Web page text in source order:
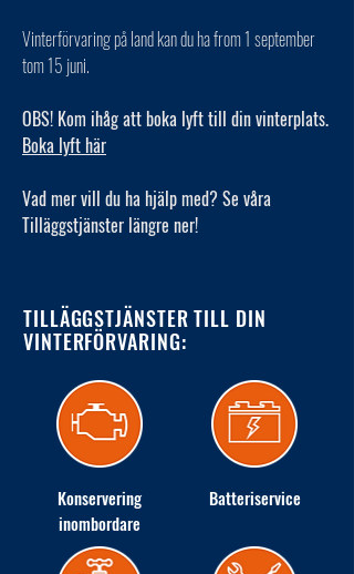
Vinterförvaring på land kan du ha from 1 september
tom 15 juni.
OBS! Kom ihåg att boka lyft till din vinterplats.
Boka lyft här
Vad mer vill du ha hjälp med? Se våra
Tilläggstjänster längre ner!
TILLÄGGSTJÄNSTER TILL DIN
VINTERFÖRVARING:
Konservering
inombordare
Batteriservice